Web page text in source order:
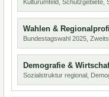
Kulturumfeld, Schutzgebiete,
Wahlen & Regionalprofil
Bundestagswahl 2025,
Demografie &
Sozialstruktur regional,